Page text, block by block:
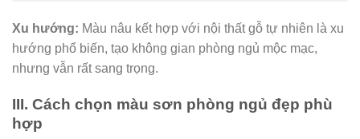
Xu hướng: Màu nâu kết hợp với nội thất gỗ tự nhiên là xu
hướng phổ biến, tạo không gian phòng ngủ mộc mạc,
nhưng vẫn rất sang trọng.
III. Cách chọn màu sơn phòng ngủ đẹp phù
hợp